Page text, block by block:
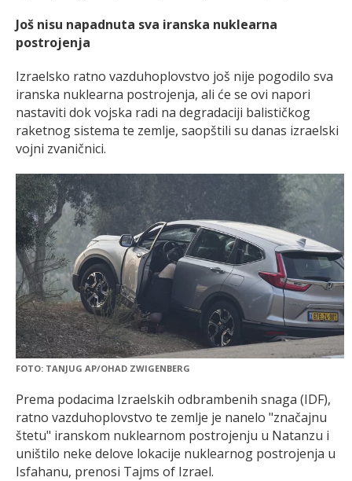
Još nisu napadnuta sva iranska nuklearna
postrojenja
Izraelsko ratno vazduhoplovstvo još nije pogodilo sva
iranska nuklearna postrojenja, ali će se ovi napori
nastaviti dok vojska radi na degradaciji balističkog
raketnog sistema te zemlje, saopštili su danas izraelski
vojni zvaničnici.
FOTO: TANJUG AP/OHAD ZWIGENBERG
Prema podacima Izraelskih odbrambenih snaga (IDF),
ratno vazduhoplovstvo te zemlje je nanelo "značajnu
štetu" iranskom nuklearnom postrojenju u Natanzu i
uništilo neke delove lokacije nuklearnog postrojenja u
Isfahanu, prenosi Tajms of Izrael.